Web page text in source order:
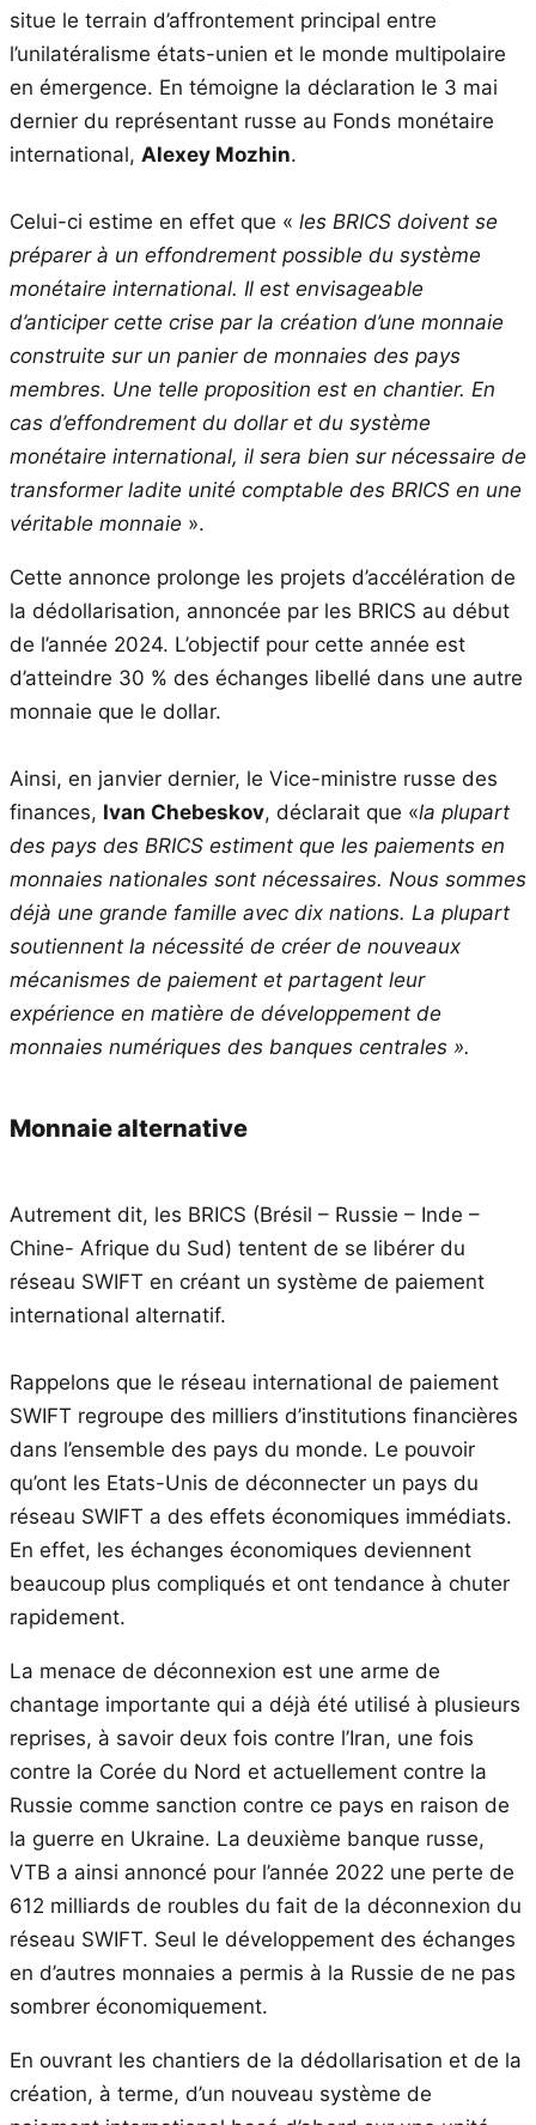
situe le terrain d’affrontement principal entre
l’unilatéralisme états-unien et le monde multipolaire
en émergence. En témoigne la déclaration le 3 mai
dernier du représentant russe au Fonds monétaire
international, Alexey Mozhin.
Celui-ci estime en effet que « les BRICS doivent se
préparer à un effondrement possible du système
monétaire international. Il est envisageable
d’anticiper cette crise par la création d’une monnaie
construite sur un panier de monnaies des pays
membres. Une telle proposition est en chantier. En
cas d’effondrement du dollar et du système
monétaire international, il sera bien sur nécessaire de
transformer ladite unité comptable des BRICS en une
véritable monnaie ».
Cette annonce prolonge les projets d’accélération de
la dédollarisation, annoncée par les BRICS au début
de l’année 2024. L’objectif pour cette année est
d’atteindre 30 % des échanges libellé dans une autre
monnaie que le dollar.
Ainsi, en janvier dernier, le Vice-ministre russe des
finances, Ivan Chebeskov, déclarait que «la plupart
des pays des BRICS estiment que les paiements en
monnaies nationales sont nécessaires. Nous sommes
déjà une grande famille avec dix nations. La plupart
soutiennent la nécessité de créer de nouveaux
mécanismes de paiement et partagent leur
expérience en matière de développement de
monnaies numériques des banques centrales ».
Monnaie alternative
Autrement dit, les BRICS (Brésil – Russie – Inde –
Chine- Afrique du Sud) tentent de se libérer du
réseau SWIFT en créant un système de paiement
international alternatif.
Rappelons que le réseau international de paiement
SWIFT regroupe des milliers d’institutions financières
dans l’ensemble des pays du monde. Le pouvoir
qu’ont les Etats-Unis de déconnecter un pays du
réseau SWIFT a des effets économiques immédiats.
En effet, les échanges économiques deviennent
beaucoup plus compliqués et ont tendance à chuter
rapidement.
La menace de déconnexion est une arme de
chantage importante qui a déjà été utilisé à plusieurs
reprises, à savoir deux fois contre l’Iran, une fois
contre la Corée du Nord et actuellement contre la
Russie comme sanction contre ce pays en raison de
la guerre en Ukraine. La deuxième banque russe,
VTB a ainsi annoncé pour l’année 2022 une perte de
612 milliards de roubles du fait de la déconnexion du
réseau SWIFT. Seul le développement des échanges
en d’autres monnaies a permis à la Russie de ne pas
sombrer économiquement.
En ouvrant les chantiers de la dédollarisation et de la
création, à terme, d’un nouveau système de